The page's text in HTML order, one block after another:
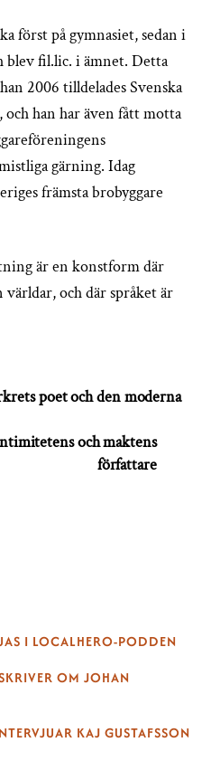
först på gymnasiet, sedan i
blev fil.lic. i ämnet. Detta
2006 tilldelades Svenska
han har även fått motta
gärning. Idag
främsta brobyggare
är en konstform där
och där språket är
poet och den moderna
och maktens
författare
I LOCALHERO-PODDEN
OM JOHAN
KAJ GUSTAFSSON